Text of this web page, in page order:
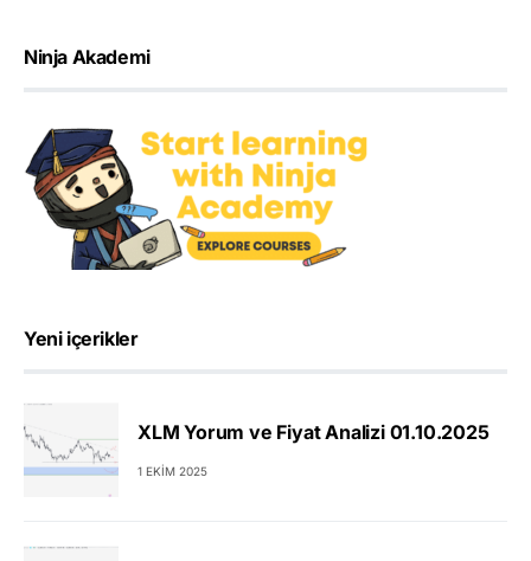
Ninja Akademi
Yeni içerikler
XLM Yorum ve Fiyat Analizi 01.10.2025
1 EKIM 2025